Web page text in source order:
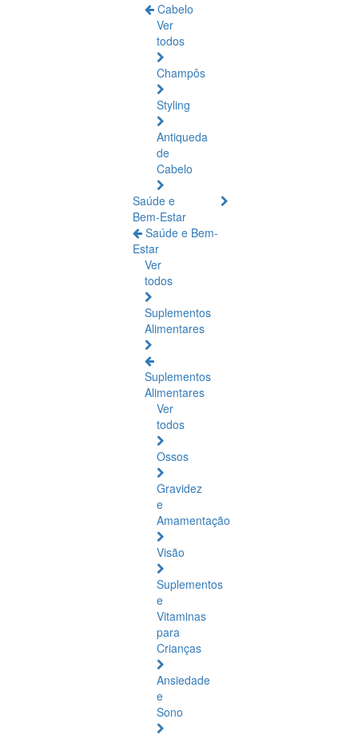
Cabelo
Ver
todos
Champôs
Styling
Antiqueda
de
Cabelo
Saúde e
Bem-Estar
Saúde e Bem-
Estar
Ver
todos
Suplementos
Alimentares
Suplementos
Alimentares
Ver
todos
Ossos
Gravidez
e
Amamentação
Visão
Suplementos
e
Vitaminas
para
Crianças
Ansiedade
e
Sono